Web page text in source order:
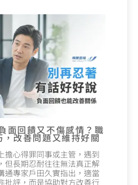
面回饋又不傷感情？職
，改善問題又維持好關
擔心得罪同事或主管，遇到
但長期忍耐往往無法真正解
通專家戶田久實指出，適當
批評，而是協助對方改善行